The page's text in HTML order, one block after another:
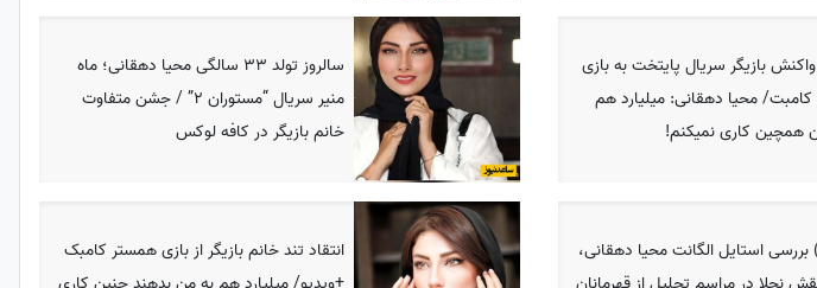
بازیگر سریال پایتخت به بازی
محیا دهقانی: میلیارد هم
همچین کاری نمیکنم!
سالروز تولد 33 سالگی محیا دهقانی؛ ماه
منیر سریال “مستوران 2” / جشن متفاوت
خانم بازیگر در کافه لوکس
استایل الگانت محیا دهقانی،
انتقاد تند خانم بازیگر از بازی همستر کامبک